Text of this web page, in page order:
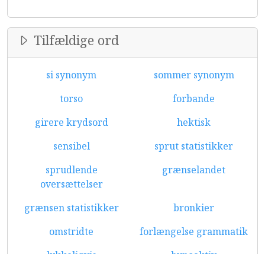
Tilfældige ord
si synonym
sommer synonym
torso
forbande
girere krydsord
hektisk
sensibel
sprut statistikker
sprudlende
oversættelser
grænselandet
grænsen statistikker
bronkier
omstridte
forlængelse grammatik